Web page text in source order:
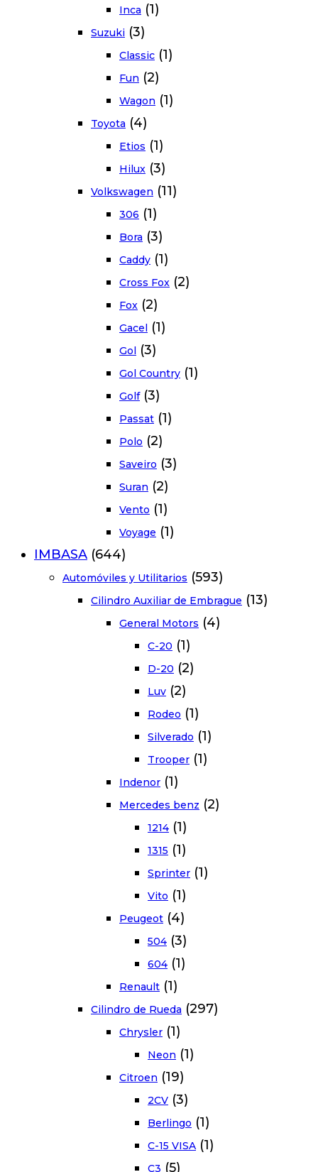
Inca (1)
Suzuki (3)
Classic (1)
Fun (2)
Wagon (1)
Toyota (4)
Etios (1)
Hilux (3)
Volkswagen (11)
306 (1)
Bora (3)
Caddy (1)
Cross Fox (2)
Fox (2)
Gacel (1)
Gol (3)
Gol Country (1)
Golf (3)
Passat (1)
Polo (2)
Saveiro (3)
Suran (2)
Vento (1)
Voyage (1)
IMBASA (644)
Automóviles y Utilitarios (593)
Cilindro Auxiliar de Embrague (13)
General Motors (4)
C-20 (1)
D-20 (2)
Luv (2)
Rodeo (1)
Silverado (1)
Trooper (1)
Indenor (1)
Mercedes benz (2)
1214 (1)
1315 (1)
Sprinter (1)
Vito (1)
Peugeot (4)
504 (3)
604 (1)
Renault (1)
Cilindro de Rueda (297)
Chrysler (1)
Neon (1)
Citroen (19)
2CV (3)
Berlingo (1)
C-15 VISA (1)
C3 (5)